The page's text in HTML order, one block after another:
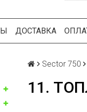
ДОСТАВКА
Sector 750
11.